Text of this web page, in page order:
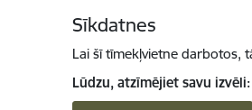
Sīkdatnes
Lai šī tīmekļvietne darbotos,
Lūdzu, atzīmējiet savu izvēli: